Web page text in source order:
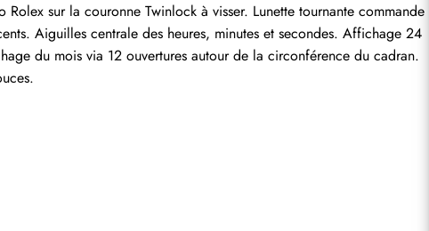
sur la couronne Twinlock à visser. Lunette tournante commande
Aiguilles centrale des heures, minutes et secondes. Affichage 24
du mois via 12 ouvertures autour de la circonférence du cadran.